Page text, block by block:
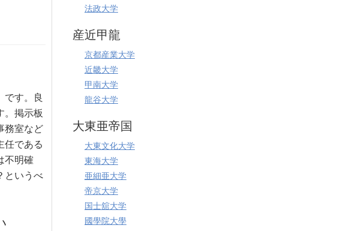
です。良
。掲示板
務室など
任である
不明確
というべ
法政大学
産近甲龍
京都産業大学
近畿大学
甲南大学
龍谷大学
大東亜帝国
大東文化大学
東海大学
亜細亜大学
帝京大学
国士舘大学
國學院大學